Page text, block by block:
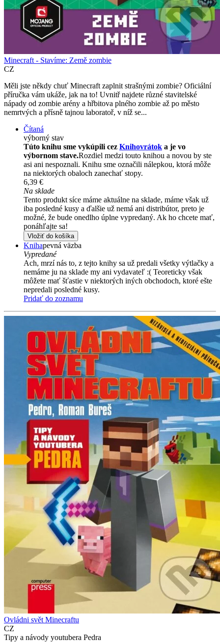
Minecraft - Stavíme: Země zombie
CZ
Měli jste někdy chuť Minecraft zaplnit strašnými zombie? Oficiální
příručka vám ukáže, jak na to! Uvnitř najdete různé stavitelské
nápady od zombie arény a hřbitova plného zombie až po město
nemrtvých a přísně tajnou laboratoř, v níž se...
Čítaná
výborný stav
Túto knihu sme vykúpili cez Knihovrátok a je vo
výbornom stave.Rozdiel medzi touto knihou a novou by ste
asi ani nespoznali. Knihu sme označili nálepkou, ktorá môže
na niektorých obaloch zanechať stopy.
6,39 €
Na sklade
Tento produkt síce máme aktuálne na sklade, máme však už
iba posledné kusy a ďalšie už nemá ani distribútor, preto je
možné, že bude onedlho úplne vypredaný. Ak ho chcete mať,
ponáhľajte sa!
Vložiť do košíka
Knihapevná väzba
Vypredané
Ach, mrzí nás to, z tejto knihy sa už predali všetky výtlačky a
nemáme ju na sklade my ani vydavateľ :( Teoreticky však
môžete mať šťastie v niektorých iných obchodoch, ktoré ešte
nepredali posledné kusy.
Pridať do zoznamu
Ovládni svět Minecraftu
CZ
Tipy a návody youtubera Pedra